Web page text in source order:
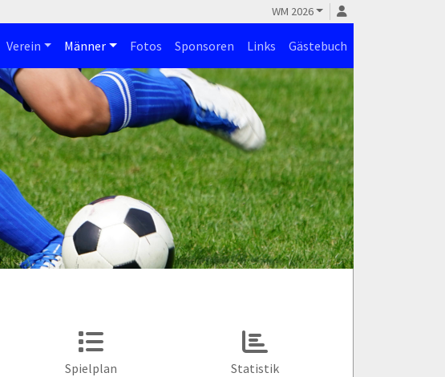
WM 2026
Verein Männer Fotos Sponsoren Links Gästebuch
Spielplan Statistik